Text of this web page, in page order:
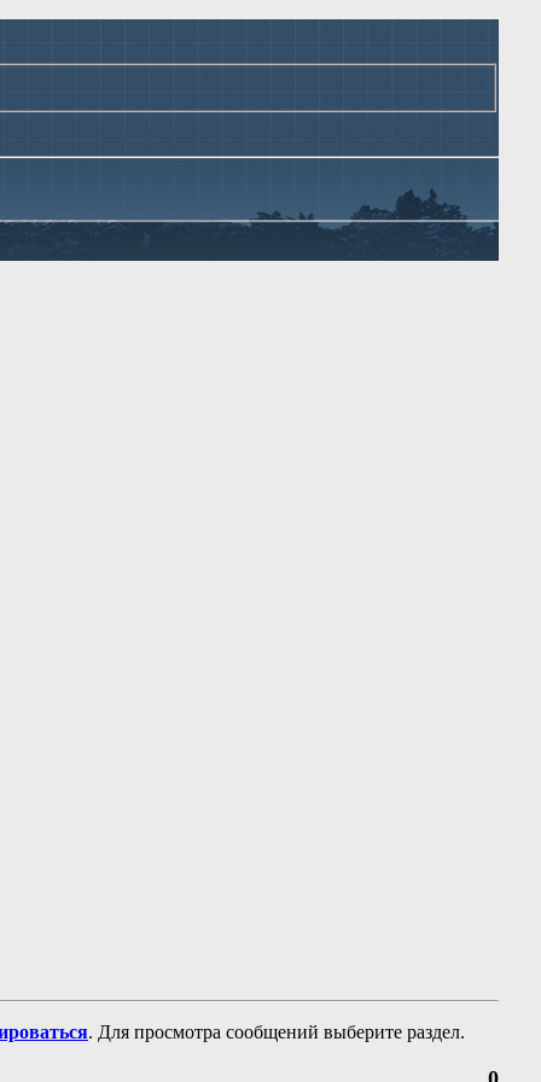
. Для просмотра сообщений выберите раздел.